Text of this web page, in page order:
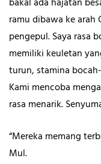
ramu dibawa ke
pengepul. Saya rasa
memiliki keuletan
turun, stamina
Kami mencoba
rasa menarik.
“Mereka memang
Mul.